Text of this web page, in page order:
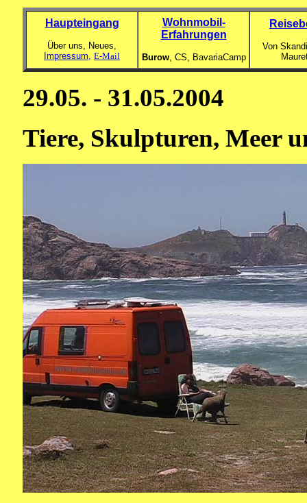
Haupteingang
Über uns, Neues,
Impressum, E-Mail
Wohnmobil-
Erfahrungen
Burow, CS, BavariaCamp
Von
29.05. - 31.05.2004
Tiere, Skulpturen, Meer